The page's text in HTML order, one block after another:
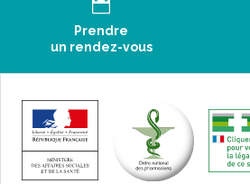
Prendre
un rendez-vous